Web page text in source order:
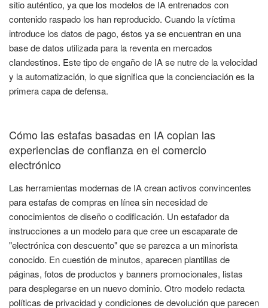
sitio auténtico, ya que los modelos de IA entrenados con
contenido raspado los han reproducido. Cuando la víctima
introduce los datos de pago, éstos ya se encuentran en una
base de datos utilizada para la reventa en mercados
clandestinos. Este tipo de engaño de IA se nutre de la velocidad
y la automatización, lo que significa que la concienciación es la
primera capa de defensa.
Cómo las estafas basadas en IA copian las
experiencias de confianza en el comercio
electrónico
Las herramientas modernas de IA crean activos convincentes
para estafas de compras en línea sin necesidad de
conocimientos de diseño o codificación. Un estafador da
instrucciones a un modelo para que cree un escaparate de
"electrónica con descuento" que se parezca a un minorista
conocido. En cuestión de minutos, aparecen plantillas de
páginas, fotos de productos y banners promocionales, listas
para desplegarse en un nuevo dominio. Otro modelo redacta
políticas de privacidad y condiciones de devolución que parecen